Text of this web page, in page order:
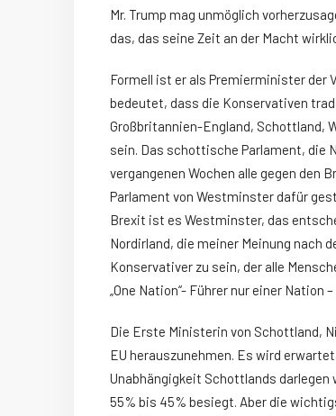
Mr. Trump mag unmöglich
das, das seine Zeit an der Macht
Formell ist er als Premierminister der
bedeutet, dass die Konservativen
Großbritannien-England, Schottland,
sein. Das schottische Parlament, die
vergangenen Wochen alle gegen den
Parlament von Westminster dafür
Brexit ist es Westminster, das
Nordirland, die meiner Meinung nach
Konservativer zu sein, der alle
„One Nation“- Führer nur einer
Die Erste Ministerin von Schottland,
EU herauszunehmen. Es wird
Unabhängigkeit Schottlands darlegen
55% bis 45% besiegt. Aber die